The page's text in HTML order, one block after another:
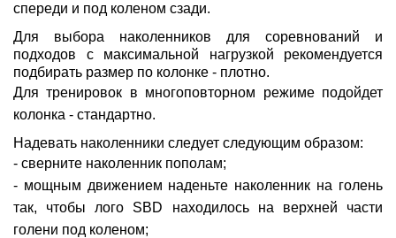
спереди и под коленом сзади.
Для выбора наколенников для соревнований и
подходов с максимальной нагрузкой рекомендуется
подбирать размер по колонке - плотно.
Для тренировок в многоповторном режиме подойдет
колонка - стандартно.
Надевать наколенники следует следующим образом:
- сверните наколенник пополам;
- мощным движением наденьте наколенник на голень
так, чтобы лого SBD находилось на верхней части
голени под коленом;